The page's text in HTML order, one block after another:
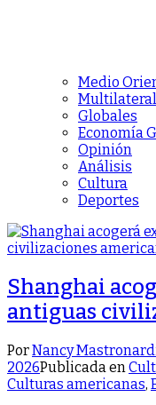
Medio
Globales
Economía
Opinión
Análisis
Cultura
Deportes
Shanghai
antiguas
PorNancy
2026Publicada en
Culturas americanas,